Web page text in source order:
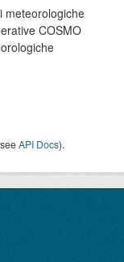
meteorologiche
COSMO
API Docs).